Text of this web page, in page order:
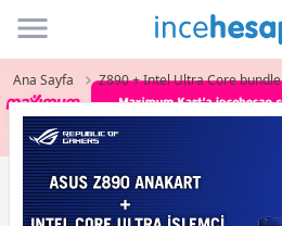
Incehesap
Ana Sayfa Z890 + Intel Ultra Core bundle